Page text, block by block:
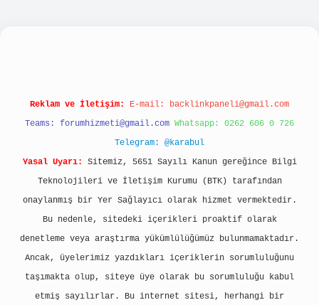
Reklam ve İletişim: E-mail: backlinkpaneli@gmail.com
Teams: forumhizmeti@gmail.com Whatsapp: 0262 606 0 726
Telegram: @karabul
Yasal Uyarı:
Sitemiz, 5651 Sayılı Kanun gereğince Bilgi
Teknolojileri ve İletişim Kurumu (BTK) tarafından
onaylanmış bir Yer Sağlayıcı olarak hizmet vermektedir.
Bu nedenle, sitedeki içerikleri proaktif olarak
denetleme veya araştırma yükümlülüğümüz bulunmamaktadır.
Ancak, üyelerimiz yazdıkları içeriklerin sorumluluğunu
taşımakta olup, siteye üye olarak bu sorumluluğu kabul
etmiş sayılırlar. Bu internet sitesi, herhangi bir